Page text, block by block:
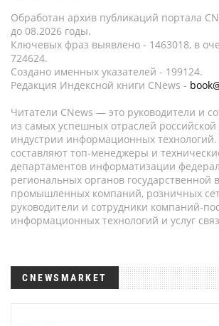
Обработан архив публикаций портала
до 08.2026 годы.
Ключевых фраз выявлено - 1463018, в
724624.
Создано именных указателей - 199124.
Редакция Индексной книги CNews -
Читатели CNews — это руководители и
из самых успешных отраслей российской
индустрии информационных
составляют топ-менеджеры и
департаментов информатизации
региональных органов государственной
промышленных компаний, розничных
руководители и сотрудники компаний-
информационных технологий и услуг
CNEWSMARKET